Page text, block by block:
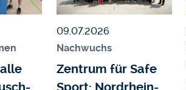
Veröffentlicht am
09.07.2026
Nachwuchs
Zentrum für Safe
Sport: Nordrhein-